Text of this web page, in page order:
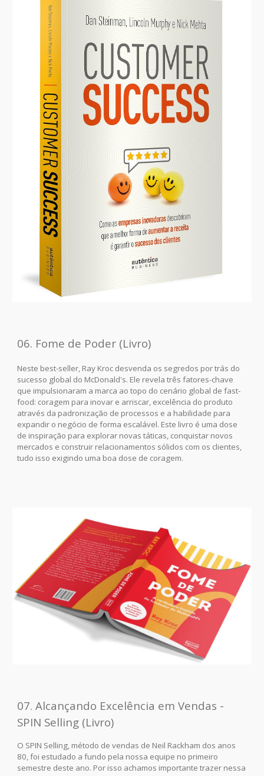
06. Fome de Poder (Livro)
Neste best-seller, Ray Kroc desvenda os segredos por trás do
sucesso global do McDonald's. Ele revela três fatores-chave
que impulsionaram a marca ao topo do cenário global de fast-
food: coragem para inovar e arriscar, excelência do produto
através da padronização de processos e a habilidade para
expandir o negócio de forma escalável. Este livro é uma dose
de inspiração para explorar novas táticas, conquistar novos
mercados e construir relacionamentos sólidos com os clientes,
tudo isso exigindo uma boa dose de coragem.
07. Alcançando Excelência em Vendas -
SPIN Selling (Livro)
O SPIN Selling, método de vendas de Neil Rackham dos anos
80, foi estudado a fundo pela nossa equipe no primeiro
semestre deste ano. Por isso achamos importante trazer nessa